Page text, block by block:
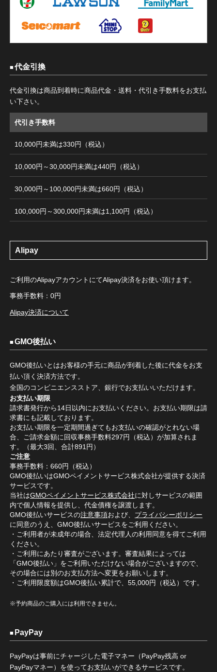
代金引換
代金引換は商品到着時に商品代金・送料・代引き手数料をお支払
い下さい。
代引き手数料
10,000円未満は330円（税込）
10,000円～30,000円未満は440円（税込）
30,000円～100,000円未満は660円（税込）
100,000円～300,000円未満は1,100円（税込）
Alipay
ご利用のAlipayアカウントにてAlipay決済をお使い頂けます。
事務手数料：0円
Alipay決済について
GMO後払い
GMO後払いとはお客様の手元に商品が到着した後に代金をお支
払い頂く決済方法です。
全国のコンビニエンスストア、銀行でお支払いいただけます。
お支払い期限
請求書発行から14日以内にお支払いください。お支払い期限は請
求書にも記載しております。
お支払い期限を一定期間過ぎてもお支払いの確認がとれない場
合、ご請求金額に回収事務手数料297円（税込）が加算されま
す。（最大3回、合計891円）
ご注意
事務手数料：660円（税込）
GMO後払いはGMOペイメントサービス株式会社が提供する決済
サービスです。
当社はGMOペイメントサービス株式会社に対しサービスの範囲
内で個人情報を提供し、代金債権を譲渡します。
GMO後払いサービスの注意事項および、 プライバシーポリシー
に同意のうえ、GMO後払いサービスをご利用ください。
・ご利用者が未成年の場合、法定代理人の利用同意を得てご利用
ください。
・ご利用にあたり審査がございます。審査結果によっては
「GMO後払い」をご利用いただけない場合がございますので、
その場合には別のお支払方法へ変更をお願いします。
・ご利用限度額はGMO後払い累計で、55,000円（税込）です。
※予約商品のご購入には利用できません。
PayPay
PayPayは事前にチャージした電子マネー（PayPay残高 or
PayPayマネー）を使ってお支払いができるサービスです。